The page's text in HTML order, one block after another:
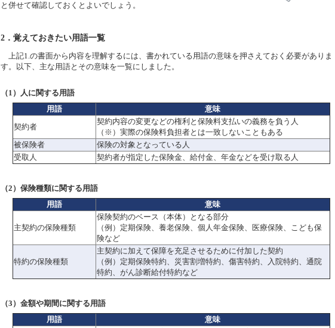
と併せて確認しておくとよいでしょう。
2．覚えておきたい用語一覧
上記1.の書面から内容を理解するには、書かれている用語の意味を押さえておく必要がありま
す。以下、主な用語とその意味を一覧にしました。
（1）人に関する用語
用語
意味
契約者
契約内容の変更などの権利と保険料支払いの義務を負う人
（※）実際の保険料負担者とは一致しないこともある
被保険者
保険の対象となっている人
受取人
契約者が指定した保険金、給付金、年金などを受け取る人
（2）保険種類に関する用語
用語
意味
主契約の保険種類
保険契約のベース（本体）となる部分
（例）定期保険、養老保険、個人年金保険、医療保険、こども保
険など
特約の保険種類
主契約に加えて保障を充足させるために付加した契約
（例）定期保険特約、災害割増特約、傷害特約、入院特約、通院
特約、がん診断給付特約など
（3）金額や期間に関する用語
用語
意味